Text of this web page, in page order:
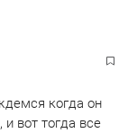
когда он
вот тогда все